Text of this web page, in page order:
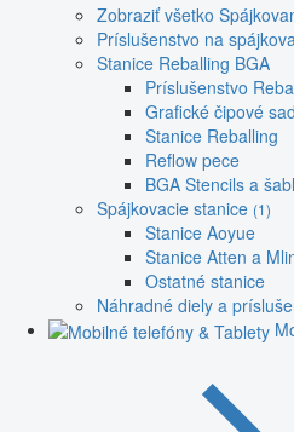
Zobraziť všetko
Príslušenstvo na
Stanice Reballing BGA
Príslušenstvo
Grafické čipové
Stanice Reballing
Reflow pece
BGA Stencils a
Spájkovacie stanice (1)
Stanice Aoyue
Stanice Atten a
Ostatné stanice
Náhradné diely a